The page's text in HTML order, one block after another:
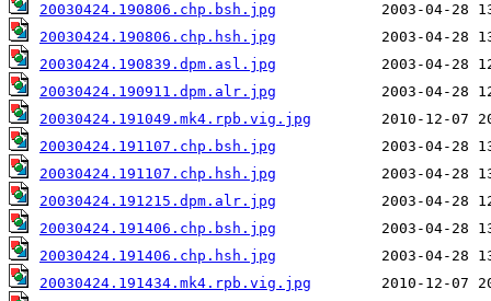
20030424.190806.chp.bsh.jpg
20030424.190806.chp.hsh.jpg
20030424.190839.dpm.asl.jpg
20030424.190911.dpm.alr.jpg
20030424.191049.mk4.rpb.vig.jpg
20030424.191107.chp.bsh.jpg
20030424.191107.chp.hsh.jpg
20030424.191215.dpm.alr.jpg
20030424.191406.chp.bsh.jpg
20030424.191406.chp.hsh.jpg
20030424.191434.mk4.rpb.vig.jpg